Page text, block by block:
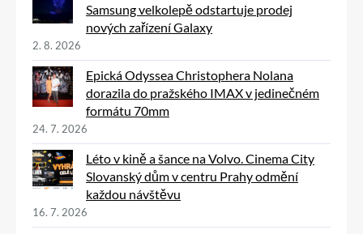
Samsung velkolepě odstartuje prodej
nových zařízení Galaxy
2. 8. 2026
Epická Odyssea Christophera Nolana
dorazila do pražského IMAX v jedinečném
formátu 70mm
24. 7. 2026
Léto v kině a šance na Volvo. Cinema City
Slovanský dům v centru Prahy odmění
každou návštěvu
16. 7. 2026